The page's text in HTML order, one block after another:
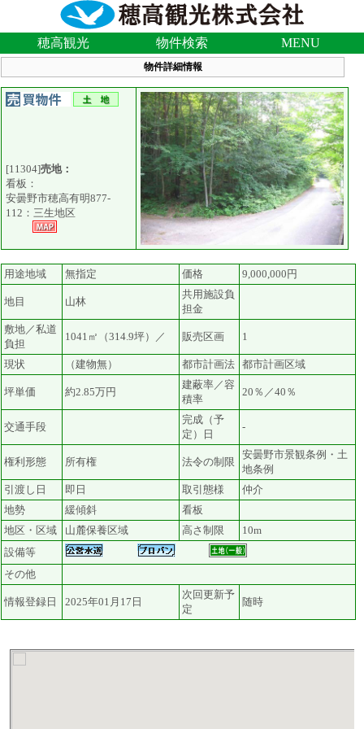
穂高観光 物件検索 MENU
物件詳細情報
[11304]売地：
看板：
安曇野市穂高有明877-
112：三生地区
用途地域 無指定 価格 9,000,000円
地目 山林
共用施設負
担金
敷地／私道
負担
1041㎡（314.9坪）／ 販売区画 1
現状 （建物無） 都市計画法 都市計画区域
坪単価 約2.85万円
建蔽率／容
積率
20％／40％
交通手段
完成（予
定）日
-
権利形態 所有権 法令の制限
安曇野市景観条例・土
地条例
引渡し日
即日 取引態様
仲介
地勢
緩傾斜
看板
地区・区域
山麓保養区域 高さ制限
10m
設備等
その他
情報登録日 2025年01月17日
次回更新予
定
随時